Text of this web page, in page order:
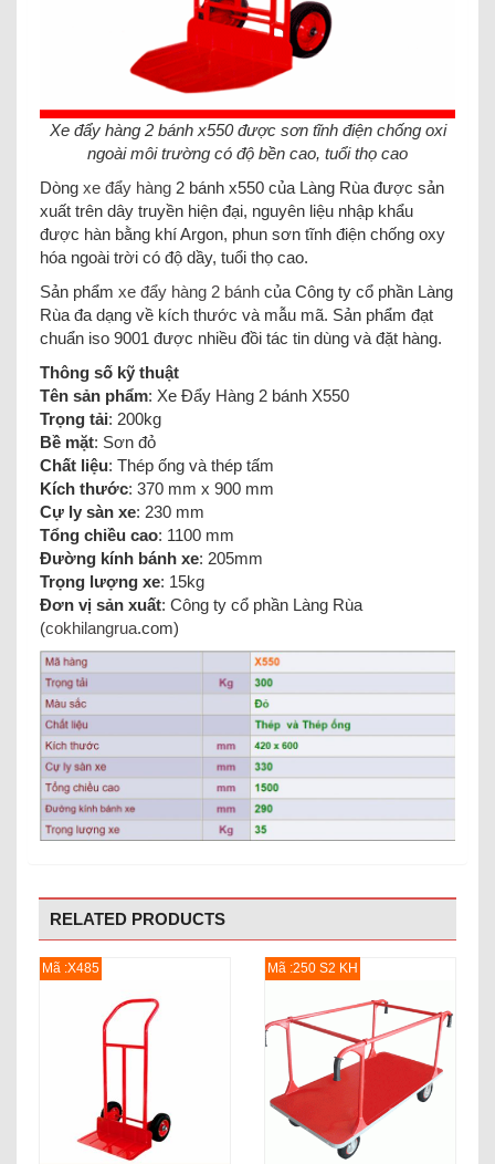
Xe đẩy hàng 2 bánh x550 được sơn tĩnh điện chống oxi
ngoài môi trường có độ bền cao, tuổi thọ cao
Dòng xe đẩy hàng 2 bánh x550 của Làng Rùa được sản
xuất trên dây truyền hiện đại, nguyên liệu nhập khẩu
được hàn bằng khí Argon, phun sơn tĩnh điện chống oxy
hóa ngoài trời có độ dầy, tuổi thọ cao.
Sản phẩm xe đẩy hàng 2 bánh của Công ty cổ phần Làng
Rùa đa dạng về kích thước và mẫu mã. Sản phẩm đạt
chuẩn iso 9001 được nhiều đồi tác tin dùng và đặt hàng.
Thông số kỹ thuật
Tên sản phẩm: Xe Đẩy Hàng 2 bánh X550
Trọng tải: 200kg
Bề mặt: Sơn đỏ
Chất liệu: Thép ống và thép tấm
Kích thước: 370 mm x 900 mm
Cự ly sàn xe: 230 mm
Tổng chiều cao: 1100 mm
Đường kính bánh xe: 205mm
Trọng lượng xe: 15kg
Đơn vị sản xuất: Công ty cổ phần Làng Rùa
(cokhilangrua.com)
RELATED PRODUCTS
Mã :X485 Mã :250 S2 KH